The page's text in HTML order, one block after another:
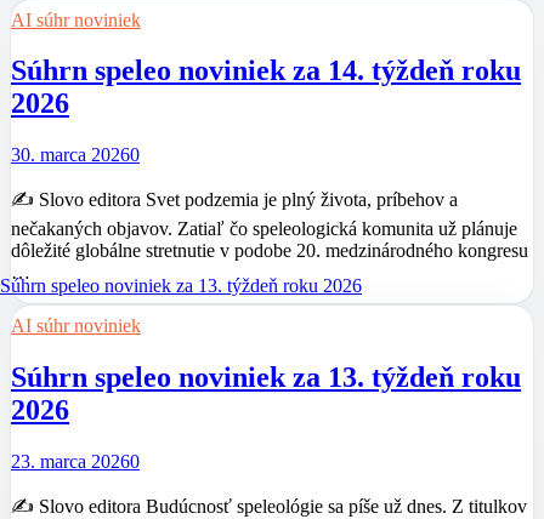
AI súhr noviniek
Súhrn speleo noviniek za 14. týždeň roku
2026
30. marca 20260
✍️ Slovo editora Svet podzemia je plný života, príbehov a
nečakaných objavov. Zatiaľ čo speleologická komunita už plánuje
dôležité globálne stretnutie v podobe 20. medzinárodného kongresu
…
AI súhr noviniek
Súhrn speleo noviniek za 13. týždeň roku
2026
23. marca 20260
✍️ Slovo editora Budúcnosť speleológie sa píše už dnes. Z titulkov